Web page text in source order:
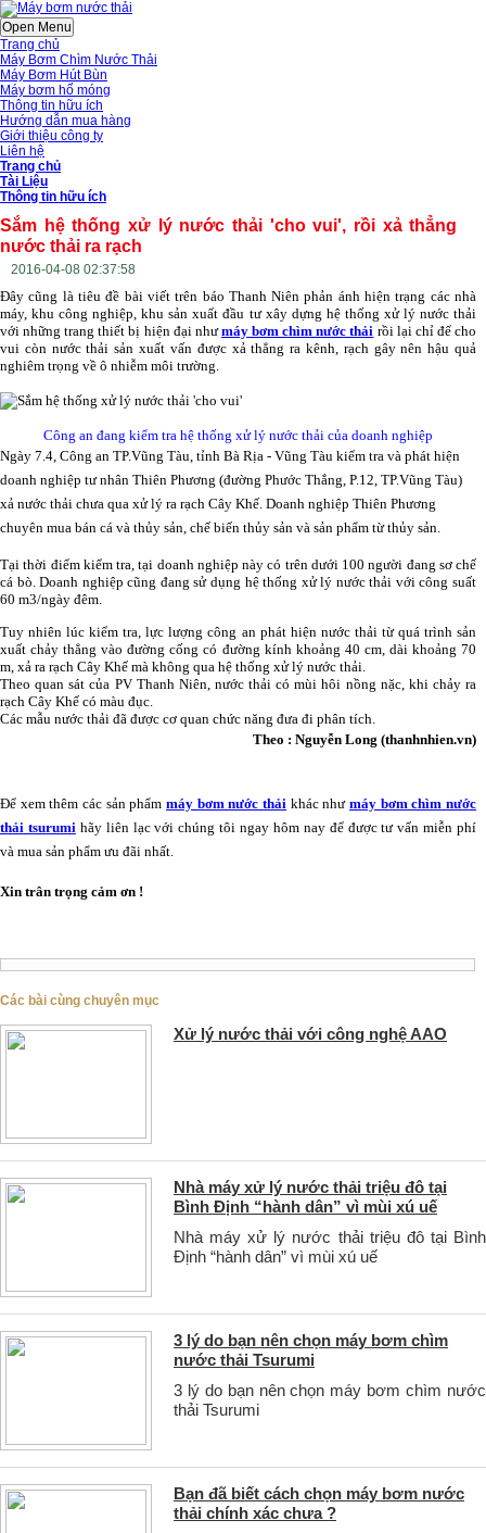
Open Menu
Trang chủ
Máy Bơm Chìm Nước Thải
Máy Bơm Hút Bùn
Máy bơm hố móng
Thông tin hữu ích
Hướng dẫn mua hàng
Giới thiệu công ty
Liên hệ
Trang chủ
Tài Liệu
Thông tin hữu ích
Sắm hệ thống xử lý nước thải 'cho vui', rồi xả thẳng
nước thải ra rạch
2016-04-08 02:37:58
Đây cũng là tiêu đề bài viết trên báo Thanh Niên phản ánh hiện trạng các nhà
máy, khu công nghiệp, khu sản xuất đầu tư xây dựng hệ thống xử lý nước thải
với những trang thiết bị hiện đại nhưmáy bơm chìm nước thải rồi lại chỉ để cho
vui còn nước thải sản xuất vấn được xả thẳng ra kênh, rạch gây nên hậu quả
nghiêm trọng về ô nhiễm môi trường.
Công an đang kiểm tra hệ thống xử lý nước thải của doanh nghiệp
Ngày 7.4, Công an TP.Vũng Tàu, tỉnh Bà Rịa - Vũng Tàu kiểm tra và phát hiện
doanh nghiệp tư nhân Thiên Phương (đường Phước Thắng, P.12, TP.Vũng Tàu)
xả nước thải chưa qua xử lý ra rạch Cây Khế. Doanh nghiệp Thiên Phương
chuyên mua bán cá và thủy sản, chế biến thủy sản và sản phẩm từ thủy sản.
Tại thời điểm kiểm tra, tại doanh nghiệp này có trên dưới 100 người đang sơ chế
cá bò. Doanh nghiệp cũng đang sử dụng hệ thống xử lý nước thải với công suất
60 m3/ngày đêm.
Tuy nhiên lúc kiểm tra, lực lượng công an phát hiện nước thải từ quá trình sản
xuất chảy thẳng vào đường cống có đường kính khoảng 40 cm, dài khoảng 70
m, xả ra rạch Cây Khế mà không qua hệ thống xử lý nước thải.
Theo quan sát của PV Thanh Niên, nước thải có mùi hôi nồng nặc, khi chảy ra
rạch Cây Khế có màu đục.
Các mẫu nước thải đã được cơ quan chức năng đưa đi phân tích.
Theo : Nguyễn Long (thanhnhien.vn)
Để xem thêm các sản phẩmmáy bơm nước thải khác nhưmáy bơm chìm nước
thải tsurumihãy liên lạc với chúng tôi ngay hôm nay để được tư vấn miễn phí
và mua sản phẩm ưu đãi nhất.
Xin trân trọng cảm ơn !
Các bài cùng chuyên mục
Xử lý nước thải với công nghệ AAO
Nhà máy xử lý nước thải triệu đô tại
Bình Định “hành dân” vì mùi xú uế
Nhà máy xử lý nước thải triệu đô tại Bình
Định “hành dân” vì mùi xú uế
3 lý do bạn nên chọn máy bơm chìm
nước thải Tsurumi
3 lý do bạn nên chọn máy bơm chìm nước
thải Tsurumi
Bạn đã biết cách chọn máy bơm nước
thải chính xác chưa ?